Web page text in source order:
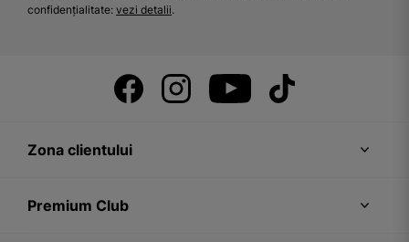
confidențialitate: vezi detalii.
Zona clientului
Premium Club